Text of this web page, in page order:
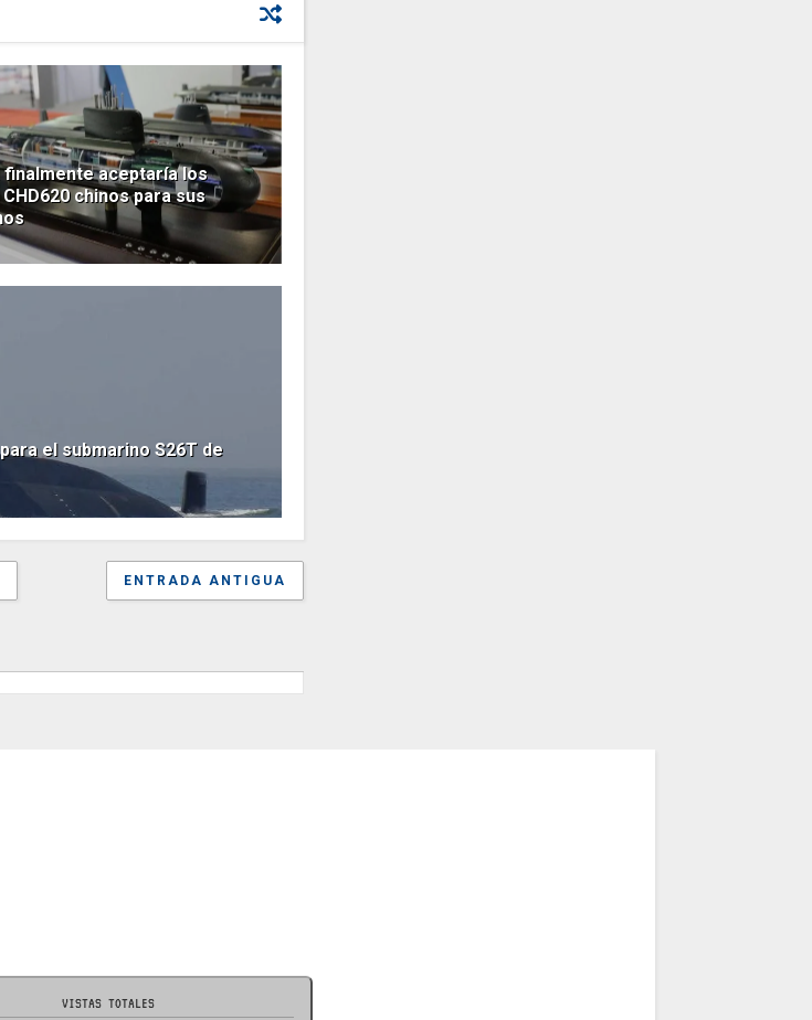
finalmente aceptaría los
chinos para sus
el submarino S26T de
ENTRADA ANTIGUA
VISTAS TOTALES